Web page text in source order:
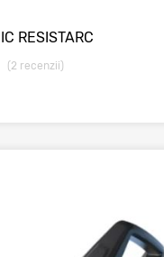
RESISTARC
(2 recenzii)